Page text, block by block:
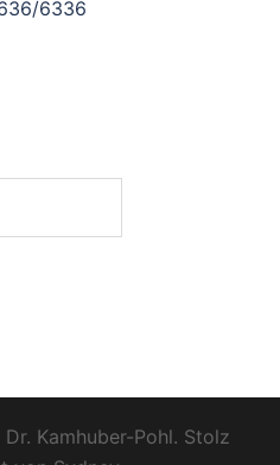
6336
Kamhuber-Pohl. Stolz